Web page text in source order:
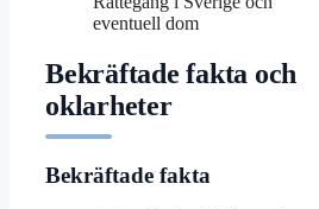
eventuell dom
Bekräftade fakta och
oklarheter
Bekräftade fakta